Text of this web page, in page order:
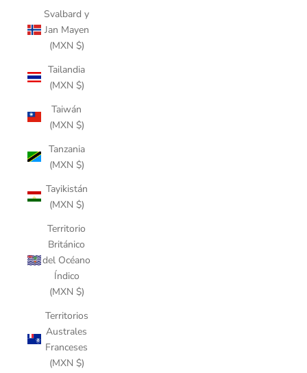
Svalbard y
Jan Mayen
(MXN $)
Tailandia
(MXN $)
Taiwán
(MXN $)
Tanzania
(MXN $)
Tayikistán
(MXN $)
Territorio
Británico
del Océano
Índico
(MXN $)
Territorios
Australes
Franceses
(MXN $)